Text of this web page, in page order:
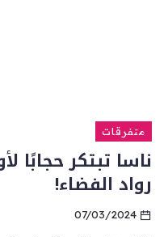
متفرقات
ناسا تبتكر حجابًا
رواد الفضاء!
07/03/2024